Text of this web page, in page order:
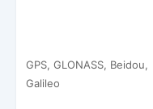
GPS, GLONASS, Beidou,
Galileo